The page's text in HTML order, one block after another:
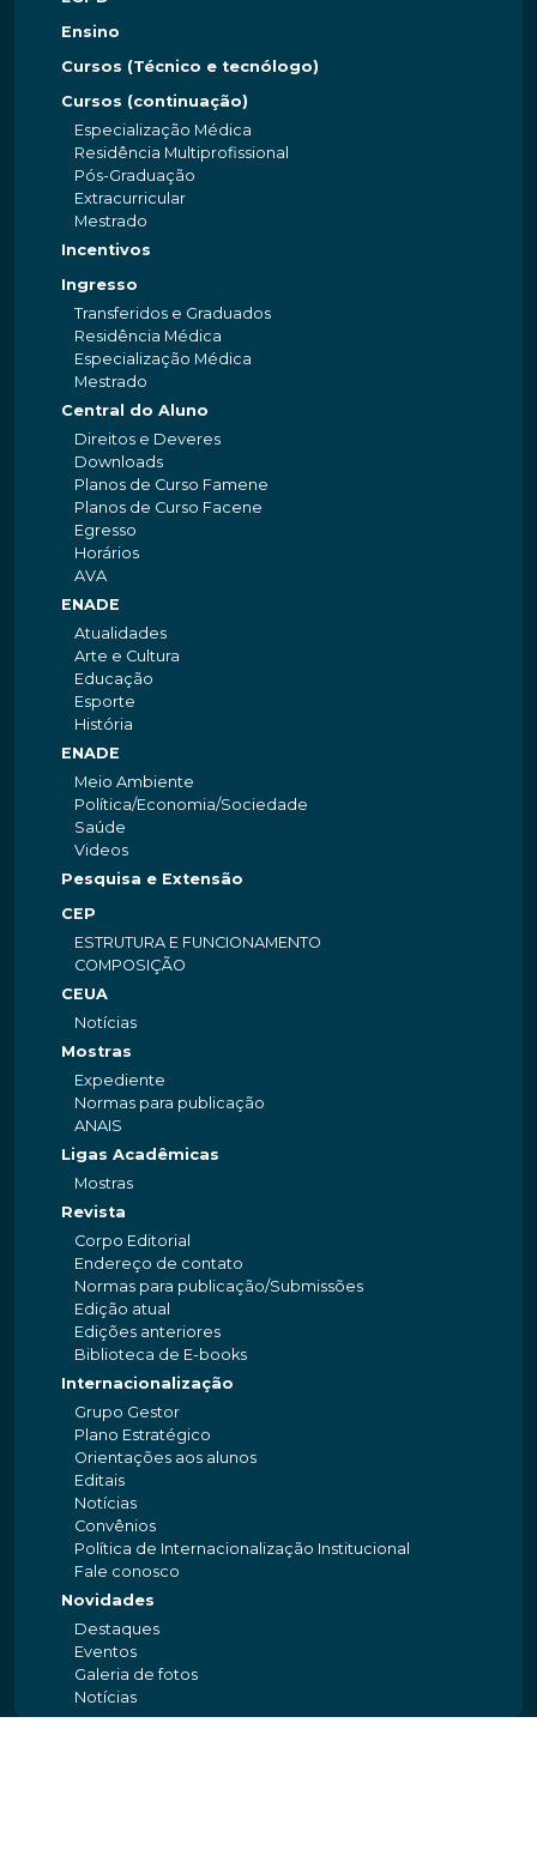
Ensino
Cursos (Técnico e tecnólogo)
Cursos (continuação)
Especialização Médica
Residência Multiprofissional
Pós-Graduação
Extracurricular
Mestrado
Incentivos
Ingresso
Transferidos e Graduados
Residência Médica
Especialização Médica
Mestrado
Central do Aluno
Direitos e Deveres
Downloads
Planos de Curso Famene
Planos de Curso Facene
Egresso
Horários
AVA
ENADE
Atualidades
Arte e Cultura
Educação
Esporte
História
ENADE
Meio Ambiente
Política/Economia/Sociedade
Saúde
Videos
Pesquisa e Extensão
CEP
ESTRUTURA E FUNCIONAMENTO
COMPOSIÇÃO
CEUA
Notícias
Mostras
Expediente
Normas para publicação
ANAIS
Ligas Acadêmicas
Mostras
Revista
Corpo Editorial
Endereço de contato
Normas para publicação/Submissões
Edição atual
Edições anteriores
Biblioteca de E-books
Internacionalização
Grupo Gestor
Plano Estratégico
Orientações aos alunos
Editais
Notícias
Convênios
Política de Internacionalização Institucional
Fale conosco
Novidades
Destaques
Eventos
Galeria de fotos
Notícias